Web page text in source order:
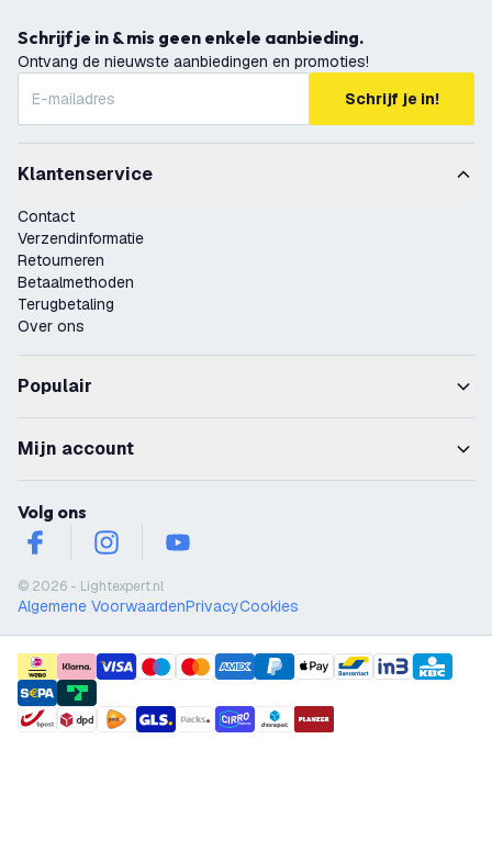
Schrijf je in & mis geen enkele aanbieding.
Ontvang de nieuwste aanbiedingen en promoties!
Schrijf je in!
Klantenservice
Contact
Verzendinformatie
Retourneren
Betaalmethoden
Terugbetaling
Over ons
Populair
Mijn account
Volg ons
facebookinstagramyoutube
© 2026 - Lightexpert.nl
Algemene VoorwaardenPrivacyCookies
payment methods
shipment methods